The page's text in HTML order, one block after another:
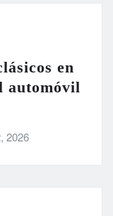
en
automóvil
2026